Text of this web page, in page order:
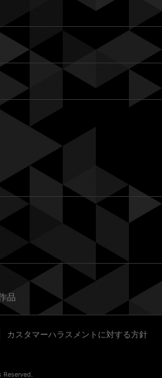
品
カスタマーハラスメントに対する方針
Reserved.